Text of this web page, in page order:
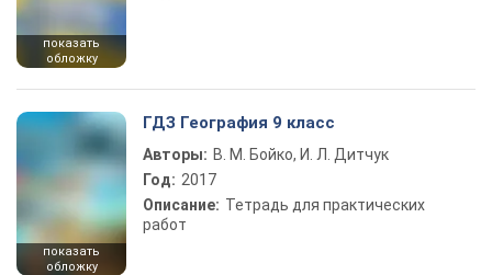
показать
обложку
показать
обложку
ГДЗ География 9 класс
Авторы: В. М. Бойко, И. Л. Дитчук
Год: 2017
Описание: Тетрадь для практических
работ